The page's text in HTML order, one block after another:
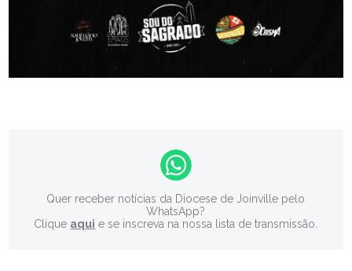
Quer receber notícias da Diocese de Joinville pelo
WhatsApp?
Clique aqui e se inscreva na nossa lista de transmissão.